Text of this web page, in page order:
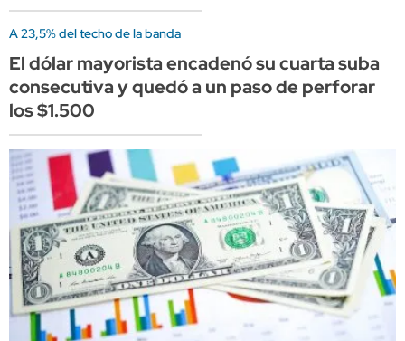
A 23,5% del techo de la banda
El dólar mayorista encadenó su cuarta suba
consecutiva y quedó a un paso de perforar
los $1.500